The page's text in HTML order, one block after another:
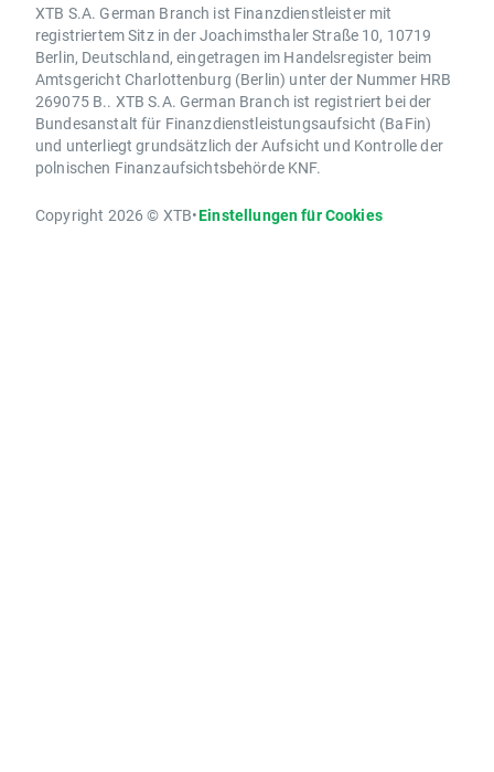
XTB S.A. German Branch ist Finanzdienstleister mit
registriertem Sitz in der Joachimsthaler Straße 10, 10719
Berlin, Deutschland, eingetragen im Handelsregister beim
Amtsgericht Charlottenburg (Berlin) unter der Nummer HRB
269075 B.. XTB S.A. German Branch ist registriert bei der
Bundesanstalt für Finanzdienstleistungsaufsicht (BaFin)
und unterliegt grundsätzlich der Aufsicht und Kontrolle der
polnischen Finanzaufsichtsbehörde KNF.
Copyright 2026 © XTB•Einstellungen für Cookies